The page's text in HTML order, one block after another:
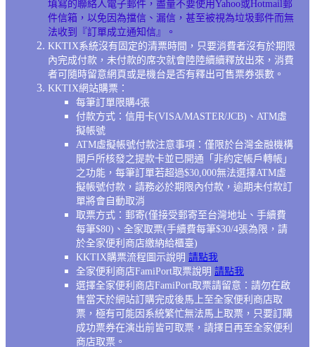
填寫的聯絡人電子郵件，盡量不要使用Yahoo或Hotmail郵
件信箱，以免因為擋信、漏信，甚至被視為垃圾郵件而無
法收到『訂單成立通知信』。
KKTIX系統沒有固定的清票時間，只要消費者沒有於期限
內完成付款，未付款的席次就會陸陸續續釋放出來，消費
者可隨時留意網頁或是機台是否有釋出可售票券張數。
KKTIX網站購票：
每筆訂單限購4張
付款方式：信用卡(VISA/MASTER/JCB)、ATM虛
擬帳號
ATM虛擬帳號付款注意事項：僅限於台灣金融機構
開戶所核發之提款卡並已開通「非約定帳戶轉帳」
之功能，每筆訂單若超過$30,000無法選擇ATM虛
擬帳號付款，請務必於期限內付款，逾期未付款訂
單將會自動取消
取票方式： 郵寄(僅接受郵寄至台灣地址、手續費
每筆$80)、 全家取票(手續費每筆$30/4張為限，請
於全家便利商店繳納給櫃臺)
KKTIX購票流程圖示說明 請點我
全家便利商店FamiPort取票說明 請點我
選擇全家便利商店FamiPort取票請留意：請勿在啟
售當天於網站訂購完成後馬上至全家便利商店取
票，極有可能因系統繁忙無法馬上取票，只要訂購
成功票券在演出前皆可取票，請擇日再至全家便利
商店取票。